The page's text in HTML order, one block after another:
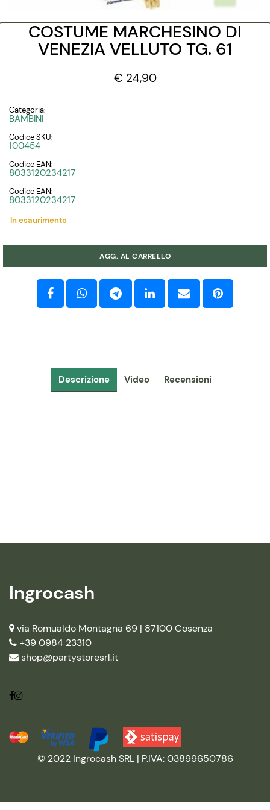
COSTUME MARCHESINO DI
VENEZIA VELLUTO TG. 61
€ 24,90
Categoria:
BAMBINI
Codice SKU:
100454
Codice EAN:
8033120234217
Codice EAN:
8033120234217
In esaurimento
AGG. AL CARRELLO
Descrizione Video Recensioni
Ingrocash
via Romualdo Montagna 69 | 87100 Cosenza
+39 0984 23310
shop@partystoresrl.it
© 2022 Ingrocash SRL | P.IVA: 03899650786